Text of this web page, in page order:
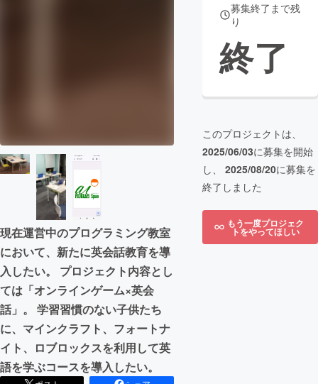
現在運営中のプログラミング教室
において、新たに英会話教育を導
入したい。 プロジェクト内容とし
ては「オンラインゲーム×英会
話」。 学習習慣のない子供たち
に、マインクラフト、フォートナ
イト、ロブロックスを利用して英
語を学ぶコースを導入したい。
募集終了まで残
り
終了
このプロジェクトは、
2025/06/03に募集を開始
し、 2025/08/20に募集を
終了しました
もう一度プロジェク
トをやってほしい